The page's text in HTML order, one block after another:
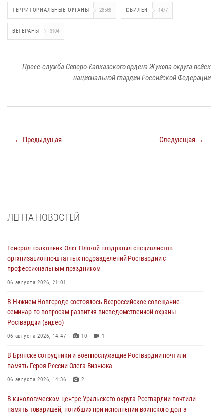
ТЕРРИТОРИАЛЬНЫЕ ОРГАНЫ 28568 ЮБИЛЕЙ 1477
ВЕТЕРАНЫ 3104
Пресс-служба Северо-Кавказского ордена Жукова округа войск
национальной гвардии Российской Федерации
← Предыдущая Следующая →
ЛЕНТА НОВОСТЕЙ
Генерал-полковник Олег Плохой поздравил специалистов
организационно-штатных подразделений Росгвардии с
профессиональным праздником
06 августа 2026, 21:01
В Нижнем Новгороде состоялось Всероссийское совещание-
семинар по вопросам развития вневедомственной охраны
Росгвардии (видео)
06 августа 2026, 14:47 10 1
В Брянске сотрудники и военнослужащие Росгвардии почтили
память Героя России Олега Визнюка
06 августа 2026, 14:36 2
В кинологическом центре Уральского округа Росгвардии почтили
память товарищей, погибших при исполнении воинского долга